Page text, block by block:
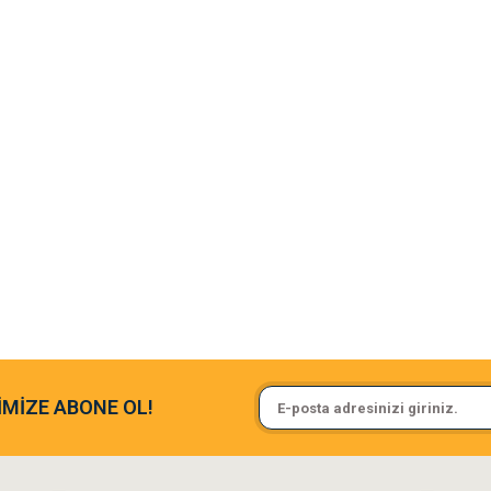
ve paketlemesine bayıldım
Sa**** On******
Pamuk için aradığım tüm
ABONE OL!